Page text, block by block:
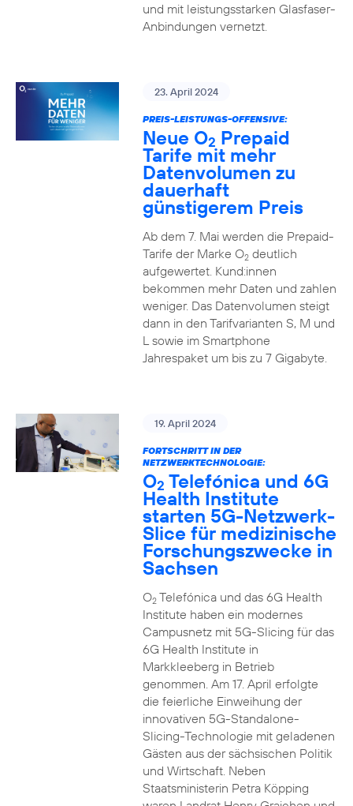
und mit leistungsstarken Glasfaser-
Anbindungen vernetzt.
23. April 2024
PREIS-LEISTUNGS-OFFENSIVE:
Neue O2 Prepaid
Tarife mit mehr
Datenvolumen zu
dauerhaft
günstigerem Preis
Ab dem 7. Mai werden die Prepaid-
Tarife der Marke O2deutlich
aufgewertet. Kund:innen
bekommen mehr Daten und zahlen
weniger. Das Datenvolumen steigt
dann in den Tarifvarianten S, M und
L sowie im Smartphone
Jahrespaket um bis zu 7 Gigabyte.
19. April 2024
FORTSCHRITT IN DER
NETZWERKTECHNOLOGIE:
O2 Telefónica und 6G
Health Institute
starten 5G-Netzwerk-
Slice für medizinische
Forschungszwecke in
Sachsen
O2Telefónica und das 6G Health
Institute haben ein modernes
Campusnetz mit 5G-Slicing für das
6G Health Institute in
Markkleeberg in Betrieb
genommen. Am 17. April erfolgte
die feierliche Einweihung der
innovativen 5G-Standalone-
Slicing-Technologie mit geladenen
Gästen aus der sächsischen Politik
und Wirtschaft. Neben
Staatsministerin Petra Köpping